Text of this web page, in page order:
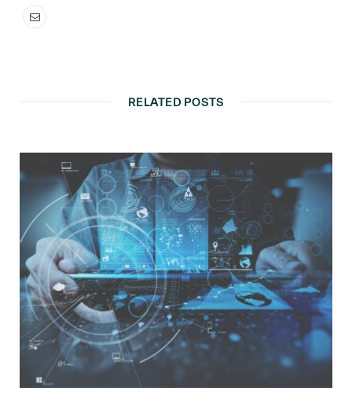
RELATED POSTS